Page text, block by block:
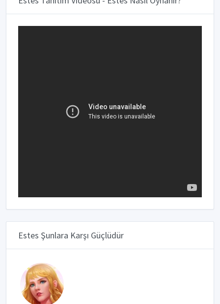
Estes Şunlara Karşı Güçlüdür